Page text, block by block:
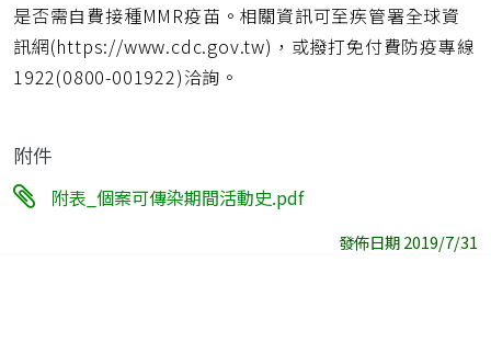
是否需自費接種MMR疫苗。相關資訊可至疾管署全球資
訊網(https://www.cdc.gov.tw)，或撥打免付費防疫專線
1922(0800-001922)洽詢。
附件
附表_個案可傳染期間活動史.pdf
發佈日期 2019/7/31